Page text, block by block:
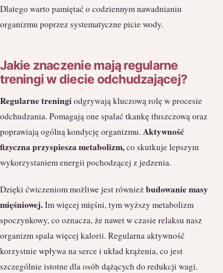
Dlatego warto pamiętać o codziennym nawadnianiu
organizmu poprzez systematyczne picie wody.
Jakie znaczenie mają regularne
treningi w diecie odchudzającej?
Regularne treningiodgrywają kluczową rolę w procesie
odchudzania. Pomagają one spalać tkankę tłuszczową oraz
poprawiają ogólną kondycję organizmu. Aktywność
fizyczna przyspiesza metabolizm,co skutkuje lepszym
wykorzystaniem energii pochodzącej z jedzenia.
Dzięki ćwiczeniom możliwe jest równieżbudowanie masy
mięśniowej.Im więcej mięśni, tym wyższy metabolizm
spoczynkowy, co oznacza, że nawet w czasie relaksu nasz
organizm spala więcej kalorii. Regularna aktywność
korzystnie wpływa na serce i układ krążenia, co jest
szczególnie istotne dla osób dążących do redukcji wagi.